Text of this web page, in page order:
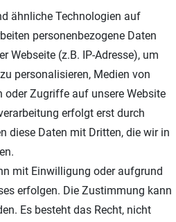
Shop
Datenschutz Impressum
ähnliche Technologien auf
personenbezogene Daten
Webseite (z.B. IP-Adresse), um
personalisieren, Medien von
oder Zugriffe auf unsere Website
erfolgt erst durch
diese Daten mit Dritten, die wir in
mit Einwilligung oder aufgrund
erfolgen. Die Zustimmung kann
Es besteht das Recht, nicht